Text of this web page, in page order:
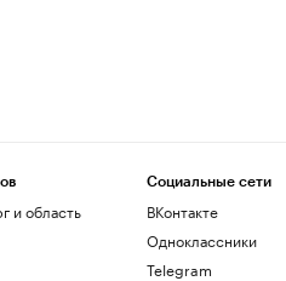
и область
Социальные сети
ВКонтакте
Одноклассники
Telegram